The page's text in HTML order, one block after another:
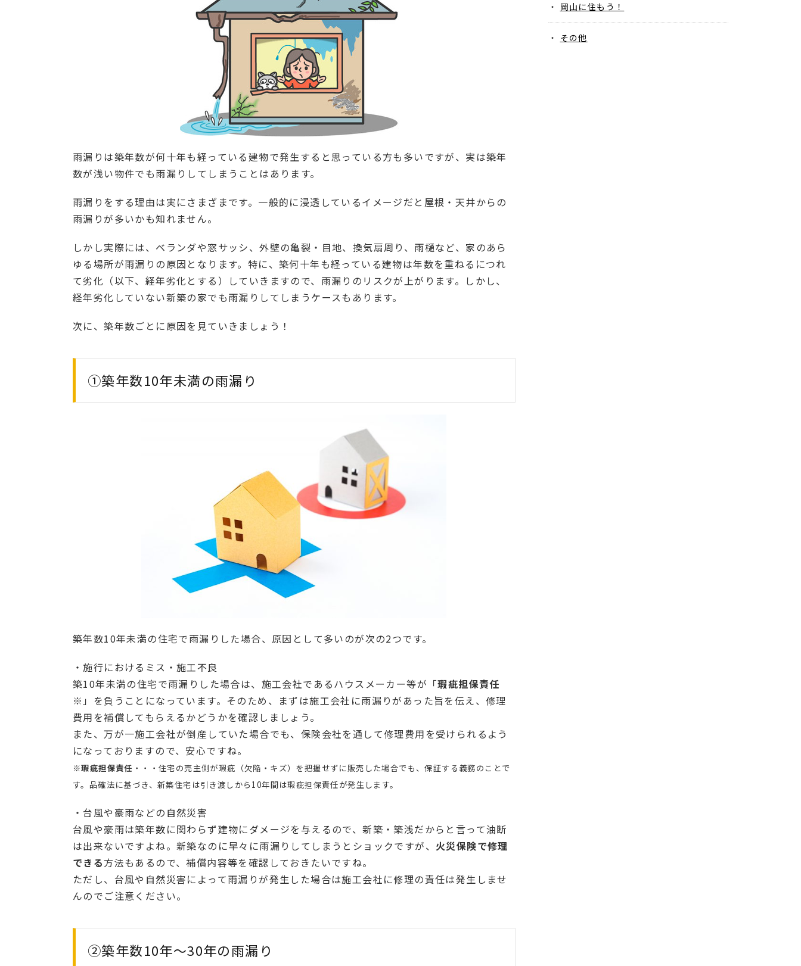
雨漏りは築年数が何十年も経っている建物で発生すると思っている方も多いですが、実は築年
数が浅い物件でも雨漏りしてしまうことはあります。
雨漏りをする理由は実にさまざまです。一般的に浸透しているイメージだと屋根・天井からの
雨漏りが多いかも知れません。
しかし実際には、ベランダや窓サッシ、外壁の亀裂・目地、換気扇周り、雨樋など、家のあら
ゆる場所が雨漏りの原因となります。特に、築何十年も経っている建物は年数を重ねるにつれ
て劣化（以下、経年劣化とする）していきますので、雨漏りのリスクが上がります。しかし、
経年劣化していない新築の家でも雨漏りしてしまうケースもあります。
次に、築年数ごとに原因を見ていきましょう！
①築年数10年未満の雨漏り
築年数10年未満の住宅で雨漏りした場合、原因として多いのが次の2つです。
・施行におけるミス・施工不良
築10年未満の住宅で雨漏りした場合は、施工会社であるハウスメーカー等が「瑕疵担保責任
※ 」を負うことになっています。そのため、まずは施工会社に雨漏りがあった旨を伝え、修理
費用を補償してもらえるかどうかを確認しましょう。
また、万が一施工会社が倒産していた場合でも、保険会社を通して修理費用を受けられるよう
になっておりますので、安心ですね。
※瑕疵担保責任 ・・・住宅の売主側が瑕疵（欠陥・キズ）を把握せずに販売した場合でも、保証する義務のことで
す。品確法に基づき、新築住宅は引き渡しから10年間は瑕疵担保責任が発生します。
・台風や豪雨などの自然災害
台風や豪雨は築年数に関わらず建物にダメージを与えるので、新築・築浅だからと言って油断
は出来ないですよね。新築なのに早々に雨漏りしてしまうとショックですが、 火災保険で修理
できる方法もあるので、補償内容等を確認しておきたいですね。
ただし、台風や自然災害によって雨漏りが発生した場合は施工会社に修理の責任は発生しませ
んのでご注意ください。
②築年数10年～30年の雨漏り
岡山に住もう！
その他